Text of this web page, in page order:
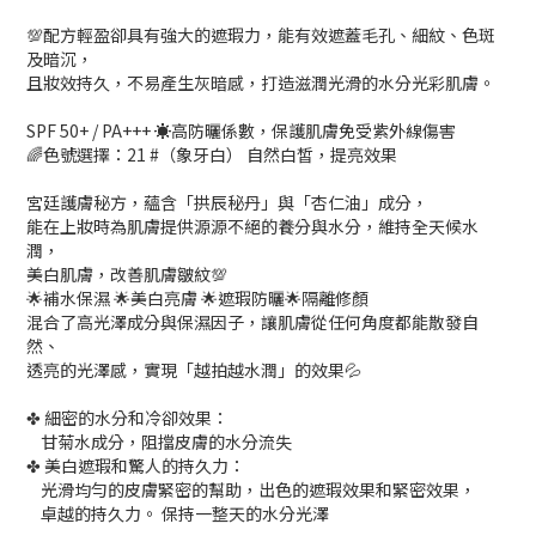
💯配方輕盈卻具有強大的遮瑕力，能有效遮蓋毛孔、細紋、色斑
及暗沉，
且妝效持久，不易產生灰暗感，打造滋潤光滑的水分光彩肌膚。
SPF 50+ / PA+++ ☀️高防曬係數，保護肌膚免受紫外線傷害
🌈色號選擇：21 #（象牙白） 自然白皙，提亮效果
宮廷護膚秘方，蘊含「拱辰秘丹」與「杏仁油」成分，
能在上妝時為肌膚提供源源不絕的養分與水分，維持全天候水
潤，
美白肌膚，改善肌膚皺紋💯
🌟補水保濕 🌟美白亮膚 🌟遮瑕防曬🌟隔離修顏
混合了高光澤成分與保濕因子，讓肌膚從任何角度都能散發自
然、
透亮的光澤感，實現「越拍越水潤」的效果💦
✤ 細密的水分和冷卻效果：
甘菊水成分，阻擋皮膚的水分流失
✤ 美白遮瑕和驚人的持久力：
光滑均勻的皮膚緊密的幫助，出色的遮瑕效果和緊密效果，
卓越的持久力。 保持一整天的水分光澤